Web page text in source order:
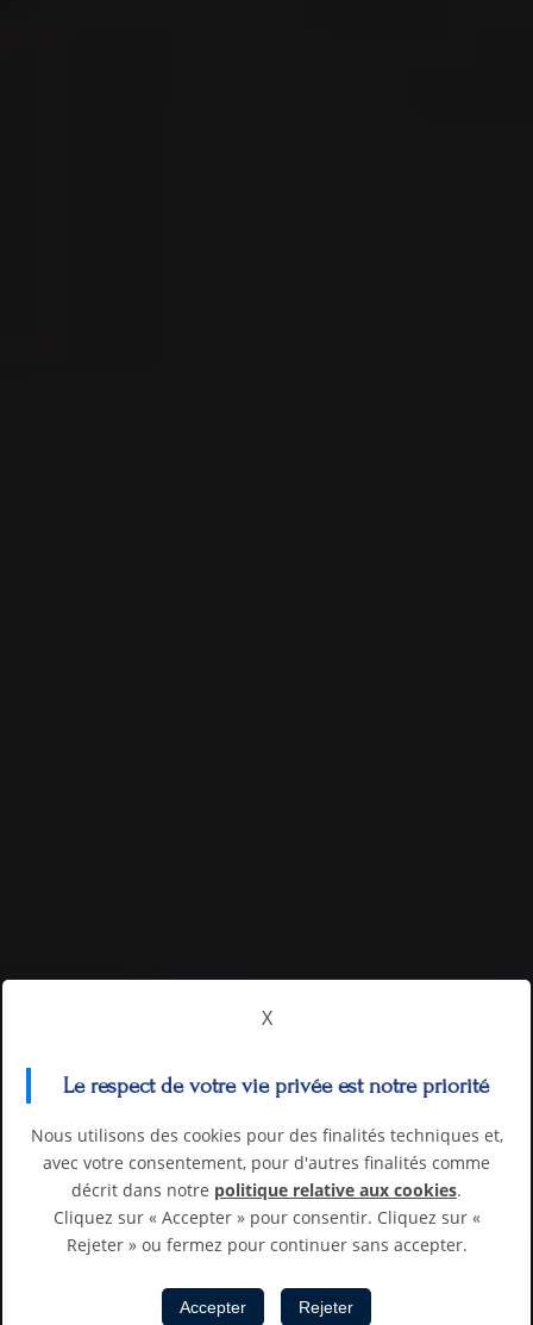
X
Le respect de votre vie privée est notre priorité
Nous utilisons des cookies pour des finalités techniques et,
avec votre consentement, pour d'autres finalités comme
décrit dans notre politique relative aux cookies.
Cliquez sur « Accepter » pour consentir. Cliquez sur «
Rejeter » ou fermez pour continuer sans accepter.
Accepter Rejeter